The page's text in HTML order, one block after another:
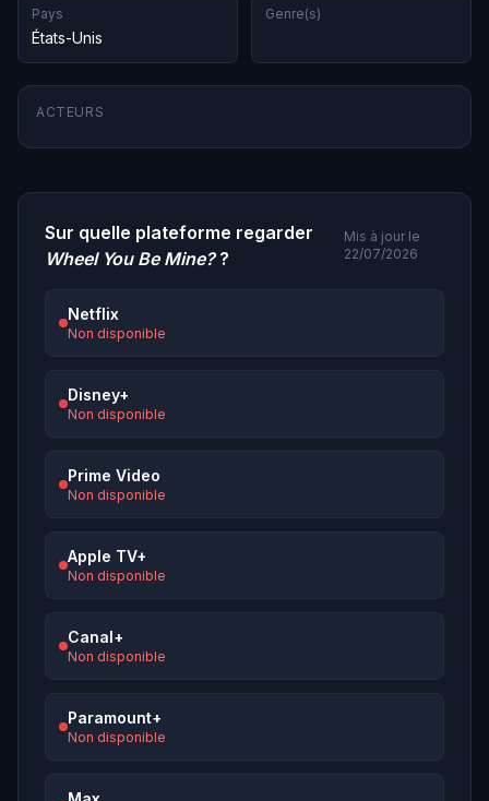
Pays
États-Unis
Genre(s)
ACTEURS
Sur quelle plateforme regarder
Wheel You Be Mine??
Mis à jour le
22/07/2026
Netflix
Non disponible
Disney+
Non disponible
Prime Video
Non disponible
Apple TV+
Non disponible
Canal+
Non disponible
Paramount+
Non disponible